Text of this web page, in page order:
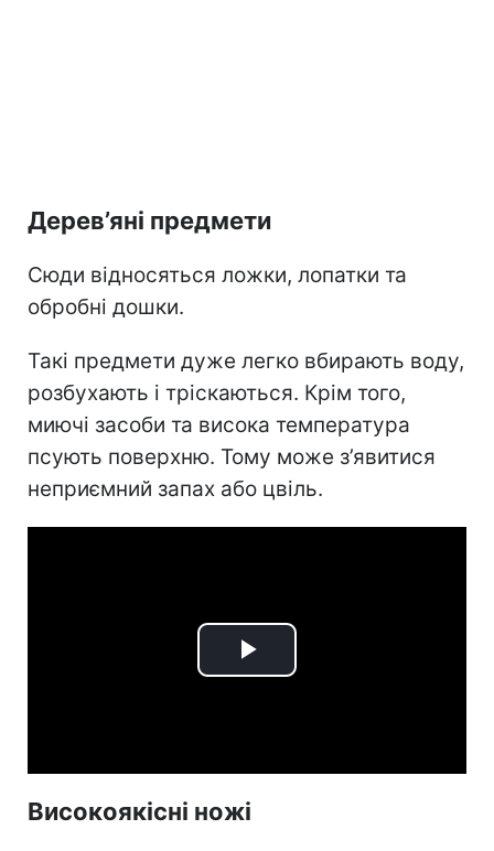
Дерев’яні предмети
Сюди відносяться ложки, лопатки та
обробні дошки.
Такі предмети дуже легко вбирають воду,
розбухають і тріскаються. Крім того,
миючі засоби та висока температура
псують поверхню. Тому може з’явитися
неприємний запах або цвіль.
Play
Високоякісні ножі